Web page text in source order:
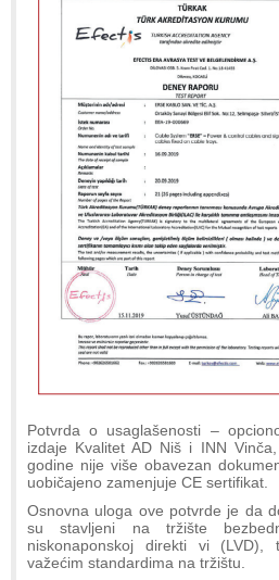
Potvrda o usaglašenosti –
izdaje Kvalitet AD Niš i INN
godine nije više obavezan
uobičajeno zamenjuje CE sertifikat.
Osnovna uloga ove potvrde je da
su stavljeni na tržište
niskonaponskoj direkti vi
važećim standardima na tržištu.